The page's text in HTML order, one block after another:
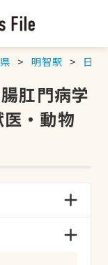
明智駅 日本
肛門病学
・動物